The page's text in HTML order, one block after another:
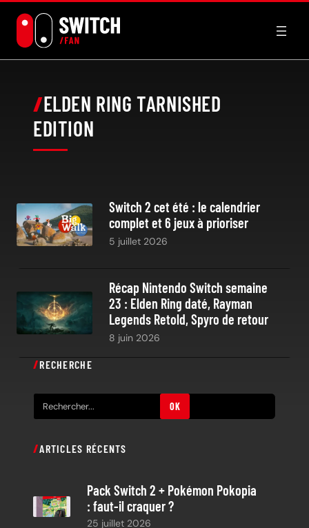
contenu
ELDEN RING TARNISHED
EDITION
Switch 2 cet été : le calendrier
complet et 6 jeux à prioriser
5 juillet 2026
Récap Nintendo Switch semaine
23 : Elden Ring daté, Rayman
Legends Retold, Spyro de retour
8 juin 2026
RECHERCHE
e
h
OK
ARTICLES RÉCENTS
Pack Switch 2 + Pokémon Pokopia
: faut-il craquer ?
25 juillet 2026